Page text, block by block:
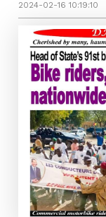
2024-02-16 10:19:10